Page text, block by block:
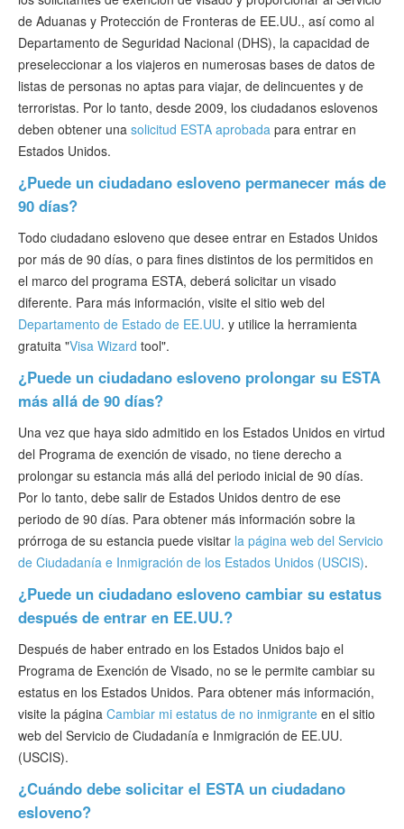
de Aduanas y Protección de Fronteras de EE.UU., así como al
Departamento de Seguridad Nacional (DHS), la capacidad de
preseleccionar a los viajeros en numerosas bases de datos de
listas de personas no aptas para viajar, de delincuentes y de
terroristas. Por lo tanto, desde 2009, los ciudadanos eslovenos
deben obtener una solicitud ESTA aprobada para entrar en
Estados Unidos.
¿Puede un ciudadano esloveno permanecer más de
90 días?
Todo ciudadano esloveno que desee entrar en Estados Unidos
por más de 90 días, o para fines distintos de los permitidos en
el marco del programa ESTA, deberá solicitar un visado
diferente. Para más información, visite el sitio web del
Departamento de Estado de EE.UU. y utilice la herramienta
gratuita "Visa Wizard tool".
¿Puede un ciudadano esloveno prolongar su ESTA
más allá de 90 días?
Una vez que haya sido admitido en los Estados Unidos en virtud
del Programa de exención de visado, no tiene derecho a
prolongar su estancia más allá del periodo inicial de 90 días.
Por lo tanto, debe salir de Estados Unidos dentro de ese
periodo de 90 días. Para obtener más información sobre la
prórroga de su estancia puede visitar la página web del Servicio
de Ciudadanía e Inmigración de los Estados Unidos (USCIS).
¿Puede un ciudadano esloveno cambiar su estatus
después de entrar en EE.UU.?
Después de haber entrado en los Estados Unidos bajo el
Programa de Exención de Visado, no se le permite cambiar su
estatus en los Estados Unidos. Para obtener más información,
visite la página Cambiar mi estatus de no inmigrante en el sitio
web del Servicio de Ciudadanía e Inmigración de EE.UU.
(USCIS).
¿Cuándo debe solicitar el ESTA un ciudadano
esloveno?